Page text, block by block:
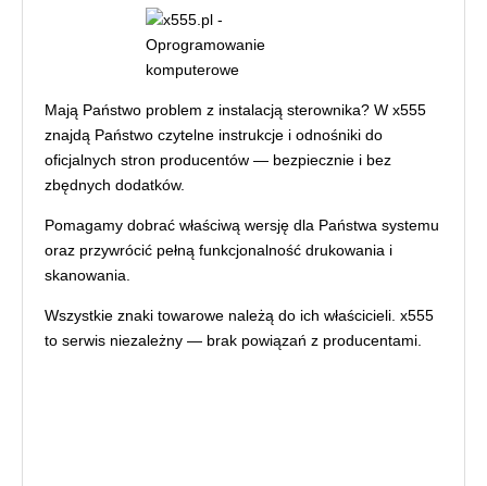
Mają Państwo problem z instalacją sterownika? W x555
znajdą Państwo czytelne instrukcje i odnośniki do
oficjalnych stron producentów — bezpiecznie i bez
zbędnych dodatków.
Pomagamy dobrać właściwą wersję dla Państwa systemu
oraz przywrócić pełną funkcjonalność drukowania i
skanowania.
Wszystkie znaki towarowe należą do ich właścicieli. x555
to serwis niezależny — brak powiązań z producentami.